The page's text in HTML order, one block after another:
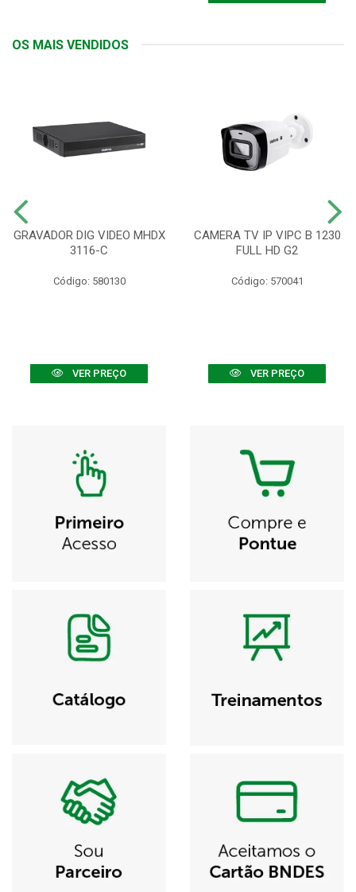
OS MAIS VENDIDOS
GRAVADOR DIG VIDEO MHDX
3116-C
Código: 580130
VER PREÇO
CAMERA TV IP VIPC B 1230
FULL HD G2
Código: 570041
VER PREÇO